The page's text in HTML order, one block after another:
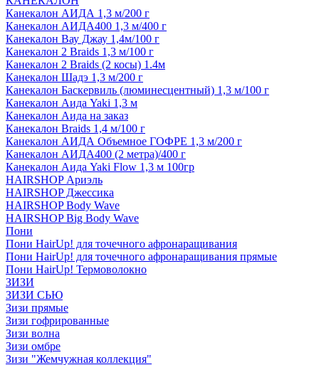
Канекалон АИДА 1,3 м/200 г
Канекалон АИДА400 1,3 м/400 г
Канекалон Вау Джау 1,4м/100 г
Канекалон 2 Braids 1,3 м/100 г
Канекалон 2 Braids (2 косы) 1.4м
Канекалон Шадэ 1,3 м/200 г
Канекалон Баскервиль (люминесцентный) 1,3 м/100 г
Канекалон Аида Yaki 1,3 м
Канекалон Аида на заказ
Канекалон Braids 1,4 м/100 г
Канекалон АИДА Объемное ГОФРЕ 1,3 м/200 г
Канекалон АИДА400 (2 метра)/400 г
Канекалон Аида Yaki Flow 1,3 м 100гр
HAIRSHOP Ариэль
HAIRSHOP Джессика
HAIRSHOP Body Wave
HAIRSHOP Big Body Wave
Пони
Пони HairUp! для точечного афронаращивания
Пони HairUp! для точечного афронаращивания прямые
Пони HairUp! Термоволокно
ЗИЗИ
ЗИЗИ СЬЮ
Зизи прямые
Зизи гофрированные
Зизи волна
Зизи омбре
Зизи "Жемчужная коллекция"